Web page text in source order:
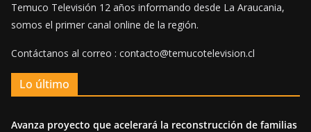
Temuco Televisión 12 años informando desde La Araucania,
somos el primer canal online de la región.
Contáctanos al correo : contacto@temucotelevision.cl
Lo último
Avanza proyecto que acelerará la reconstrucción de familias